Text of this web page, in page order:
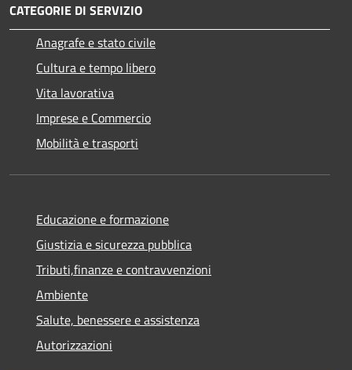
CATEGORIE DI SERVIZIO
Anagrafe e stato civile
Cultura e tempo libero
Vita lavorativa
Imprese e Commercio
Mobilità e trasporti
Educazione e formazione
Giustizia e sicurezza pubblica
Tributi,finanze e contravvenzioni
Ambiente
Salute, benessere e assistenza
Autorizzazioni